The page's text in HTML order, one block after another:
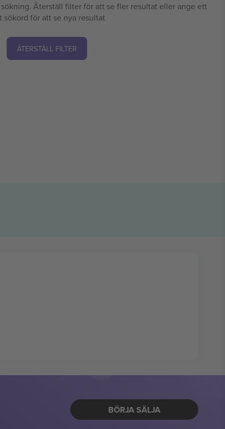
Återställ filter för att se fler resultat eller ange ett
sökord för att se nya resultat
ÅTERSTÄLL FILTER
BÖRJA SÄLJA